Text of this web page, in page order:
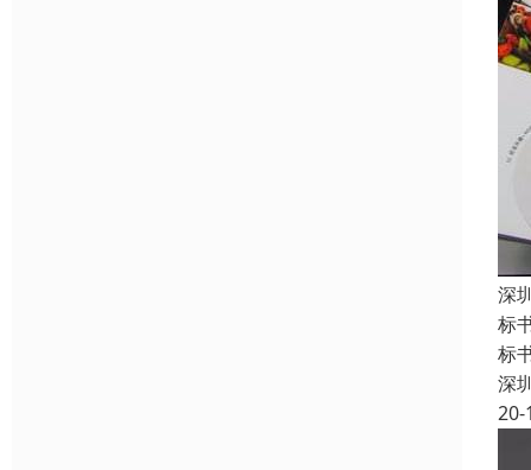
深
标
标
深
20-